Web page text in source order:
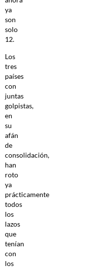
ya
son
solo
12.
Los
tres
países
con
juntas
golpistas,
en
su
afán
de
consolidación,
han
roto
ya
prácticamente
todos
los
lazos
que
tenían
con
los